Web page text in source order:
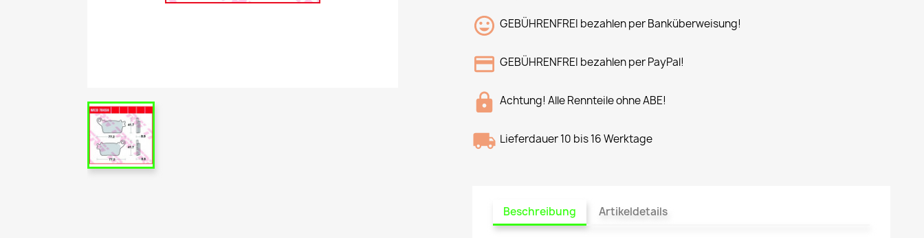
GEBÜHRENFREI bezahlen per Banküberweisung!
GEBÜHRENFREI bezahlen per PayPal!
Achtung! Alle Rennteile ohne ABE!
Lieferdauer 10 bis 16 Werktage
Beschreibung Artikeldetails